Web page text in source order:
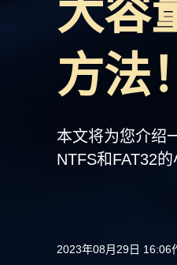
大容
方法！
本文将为您介绍
NTFS和FAT32的
2023年08月29日 16:06